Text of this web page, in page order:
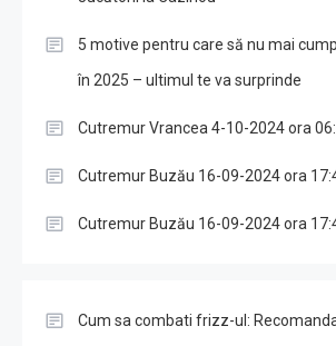
5 motive pentru care să nu mai
în 2025 – ultimul te va surprinde
Cutremur Vrancea 4-10-2024 ora
Cutremur Buzău 16-09-2024 ora
Cutremur Buzău 16-09-2024 ora
Cum sa combati frizz-ul: